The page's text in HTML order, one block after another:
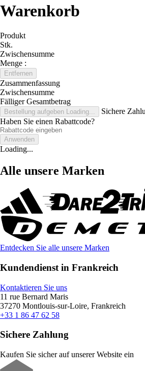
Warenkorb
Produkt
Stk.
Zwischensumme
Menge :
Entfernen
Zusammenfassung
Zwischensumme
Fälliger Gesamtbetrag
Bestellung aufgeben Loading...
Sichere
Haben Sie einen Rabattcode?
Anwenden
Loading...
Alle unsere Marken
Entdecken Sie alle unsere Marken
Kundendienst in Frankreich
Kontaktieren Sie uns
11 rue Bernard Maris
37270 Montlouis-sur-Loire, Frankreich
+33 1 86 47 62 58
Sichere Zahlung
Kaufen Sie sicher auf unserer Website ein